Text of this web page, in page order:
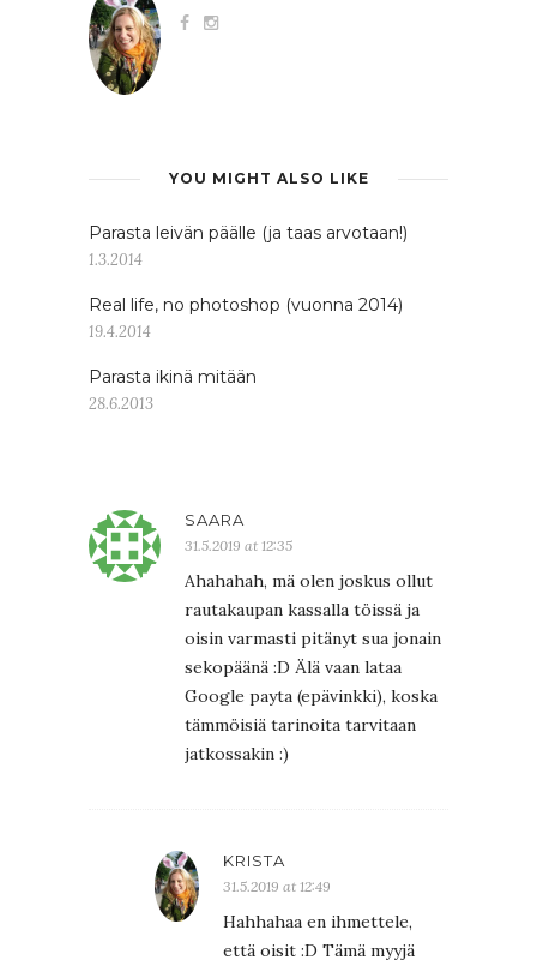
YOU MIGHT ALSO LIKE
Parasta leivän päälle (ja taas arvotaan!)
1.3.2014
Real life, no photoshop (vuonna 2014)
19.4.2014
Parasta ikinä mitään
28.6.2013
SAARA
31.5.2019 at 12:35
Ahahahah, mä olen joskus ollut
rautakaupan kassalla töissä ja
oisin varmasti pitänyt sua jonain
sekopäänä :D Älä vaan lataa
Google payta (epävinkki), koska
tämmöisiä tarinoita tarvitaan
jatkossakin :)
KRISTA
31.5.2019 at 12:49
Hahhahaa en ihmettele,
että oisit :D Tämä myyjä